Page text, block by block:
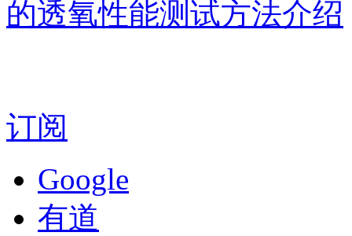
的透氧性能测试方法介绍
订阅
Google
有道